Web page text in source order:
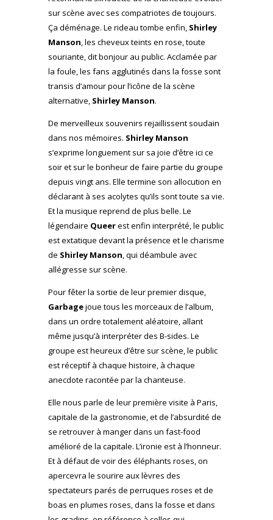
sur scène avec ses compatriotes de toujours.
Ça déménage. Le rideau tombe enfin, Shirley
Manson, les cheveux teints en rose, toute
souriante, dit bonjour au public. Acclamée par
la foule, les fans agglutinés dans la fosse sont
transis d’amour pour l’icône de la scène
alternative, Shirley Manson.
De merveilleux souvenirs rejaillissent soudain
dans nos mémoires. Shirley Manson
s’exprime longuement sur sa joie d’être ici ce
soir et sur le bonheur de faire partie du groupe
depuis vingt ans. Elle termine son allocution en
déclarant à ses acolytes qu’ils sont toute sa vie.
Et la musique reprend de plus belle. Le
légendaire Queerest enfin interprété, le public
est extatique devant la présence et le charisme
de Shirley Manson, qui déambule avec
allégresse sur scène.
Pour fêter la sortie de leur premier disque,
Garbagejoue tous les morceaux de l’album,
dans un ordre totalement aléatoire, allant
même jusqu’à interpréter des B-sides. Le
groupe est heureux d’être sur scène, le public
est réceptif à chaque histoire, à chaque
anecdote racontée par la chanteuse.
Elle nous parle de leur première visite à Paris,
capitale de la gastronomie, et de l’absurdité de
se retrouver à manger dans un fast-food
amélioré de la capitale. L’ironie est à l’honneur.
Et à défaut de voir des éléphants roses, on
apercevra le sourire aux lèvres des
spectateurs parés de perruques roses et de
boas en plumes roses, dans la fosse et dans